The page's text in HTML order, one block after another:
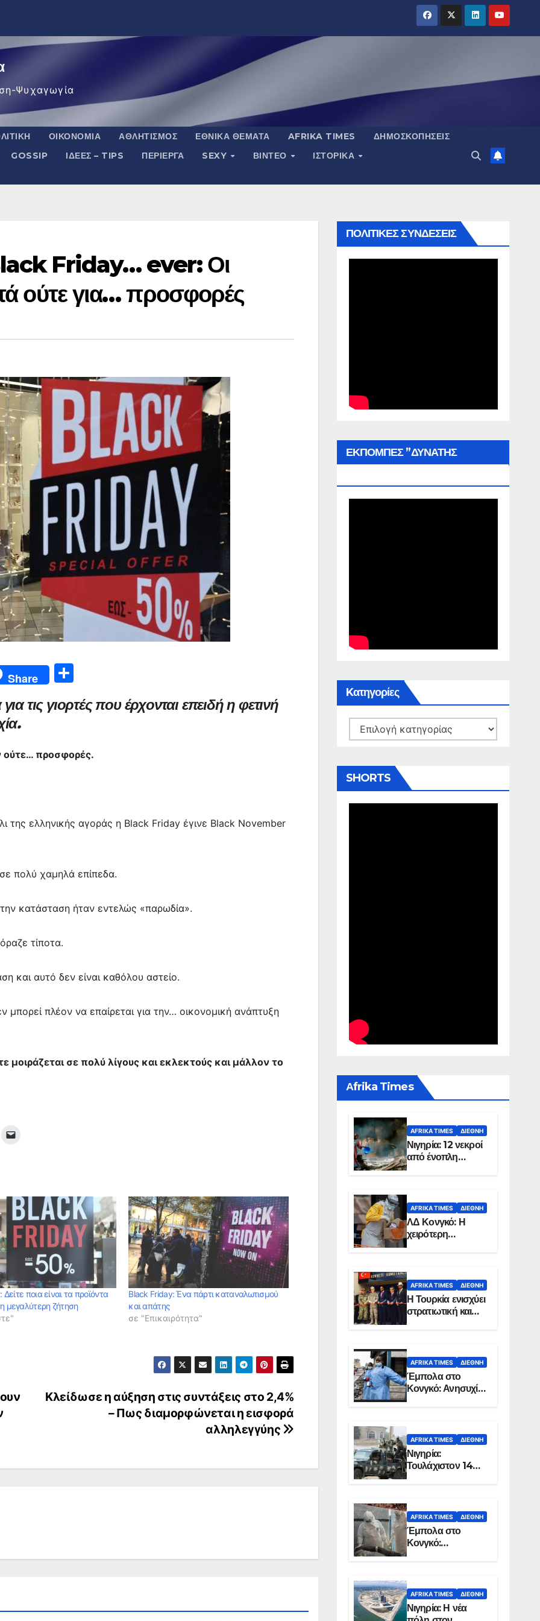
Ψυχαγωγία
ΟΙΚΟΝΟΜΊΑ ΑΘΛΗΤΙΣΜΌΣ ΕΘΝΙΚΆ ΘΈΜΑΤΑ AFRIKA TIMES
ΔΗΜΟΣΚΟΠΉΣΕΙΣ
GOSSIP ΙΔΈΕΣ – TIPS ΠΕΡΊΕΡΓΑ SEXY ΒΙΝΤΕΟ
ΙΣΤΟΡΙΚΆ
Friday… ever: Οι
ούτε για… προσφορές
Share
ρ
σ
τις γιορτές που έρχονται επειδή η φετινή
ούτε… προσφορές.
της ελληνικής αγοράς η Black Friday έγινε Black November
πολύ χαμηλά επίπεδα.
κατάσταση ήταν εντελώς «παρωδία».
τίποτα.
και αυτό δεν είναι καθόλου αστείο.
πλέον να επαίρεται για την… οικονομική ανάπτυξη
μοιράζεται σε πολύ λίγους και εκλεκτούς και μάλλον το
ποια είναι τα προϊόντα
μεγαλύτερη ζήτηση
Black Friday: Ένα πάρτι καταναλωτισμού
και απάτης
σε "Επικαιρότητα"
Κλείδωσε η αύξηση στις συντάξεις στο 2,4%
– Πως διαμορφώνεται η εισφορά
αλληλεγγύης
ΠΟΛΙΤΙΚΕΣ ΣΥΝΔΕΣΕΙΣ
ΕΚΠΟΜΠΕΣ ”ΔΥΝΑΤΗΣ
Kατηγορίες
Kατηγορίες
SHORTS
Αfrika Times
AFRIKA TIMES ΔΙΕΘΝΉ
Νιγηρία: 12 νεκροί
από ένοπλη
επίθεση σε χωριό
AFRIKA TIMES ΔΙΕΘΝΉ
ΛΔ Κονγκό: Η
χειρότερη
επιδημία Έμπολα
χώρας
AFRIKA TIMES ΔΙΕΘΝΉ
Η Τουρκία ενισχύει
στρατιωτική και
ενεργειακή
Σομαλία
AFRIKA TIMES ΔΙΕΘΝΉ
Έμπολα στο
Κονγκό: Ανησυχία
για τη μεγάλη
AFRIKA TIMES ΔΙΕΘΝΉ
Νιγηρία:
Τουλάχιστον 14
νεκροί από
στην Οτούκπο
AFRIKA TIMES ΔΙΕΘΝΉ
Έμπολα στο
Κονγκό:
Ξεπέρασαν τους
AFRIKA TIMES ΔΙΕΘΝΉ
Νιγηρία: Η νέα